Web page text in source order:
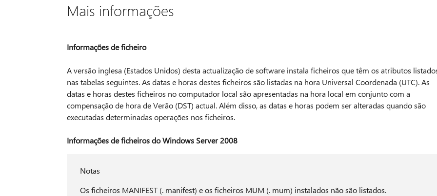
Mais informações
Informações de ficheiro
A versão inglesa (Estados Unidos) desta actualização de software instala ficheiros que têm os atributos
nas tabelas seguintes. As datas e horas destes ficheiros são listadas na hora Universal Coordenada (UTC). As
datas e horas destes ficheiros no computador local são apresentadas na hora local em conjunto com a
compensação de hora de Verão (DST) actual. Além disso, as datas e horas podem ser alteradas quando são
executadas determinadas operações nos ficheiros.
Informações de ficheiros do Windows Server 2008
Notas
Os ficheiros MANIFEST (. manifest) e os ficheiros MUM (. mum) instalados não são listados.